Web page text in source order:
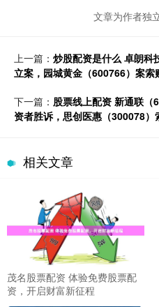
文章为作者独
上一篇： 炒股配资是什么 卓朗科
立案，园城黄金（600766）案索
下一篇： 股票线上配资 新通联（
资者胜诉，思创医惠（300078）
相关文章
茂名股票配资 体验免费股票配
资，开启财富新征程